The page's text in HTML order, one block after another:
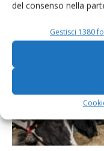
del consenso nella
Gestisci 1380